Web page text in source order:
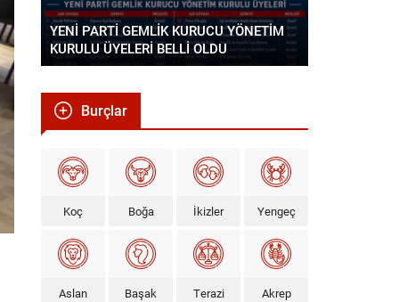
YENİ PARTİ GEMLİK KURUCU YÖNETİM
KURULU ÜYELERİ BELLİ OLDU
Burçlar
Koç Boğa İkizler Yengeç
Aslan Başak Terazi Akrep